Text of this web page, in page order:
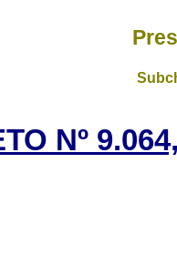
Nº